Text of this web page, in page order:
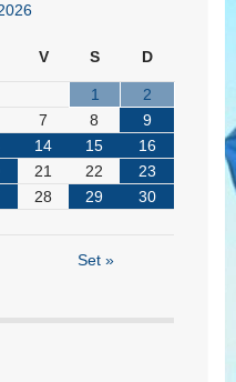
V S D
1
2
7 8
9
14 15
16
21 22
23
28 29
30
Set »